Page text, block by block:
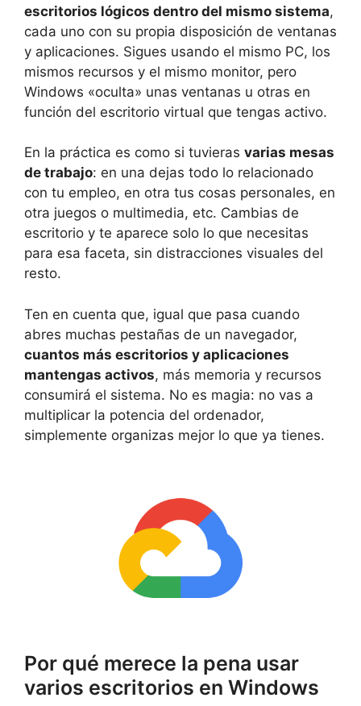
escritorios lógicos dentro del mismo sistema,
cada uno con su propia disposición de ventanas
y aplicaciones. Sigues usando el mismo PC, los
mismos recursos y el mismo monitor, pero
Windows «oculta» unas ventanas u otras en
función del escritorio virtual que tengas activo.
En la práctica es como si tuvieras varias mesas
de trabajo: en una dejas todo lo relacionado
con tu empleo, en otra tus cosas personales, en
otra juegos o multimedia, etc. Cambias de
escritorio y te aparece solo lo que necesitas
para esa faceta, sin distracciones visuales del
resto.
Ten en cuenta que, igual que pasa cuando
abres muchas pestañas de un navegador,
cuantos más escritorios y aplicaciones
mantengas activos, más memoria y recursos
consumirá el sistema. No es magia: no vas a
multiplicar la potencia del ordenador,
simplemente organizas mejor lo que ya tienes.
Por qué merece la pena usar
varios escritorios en Windows